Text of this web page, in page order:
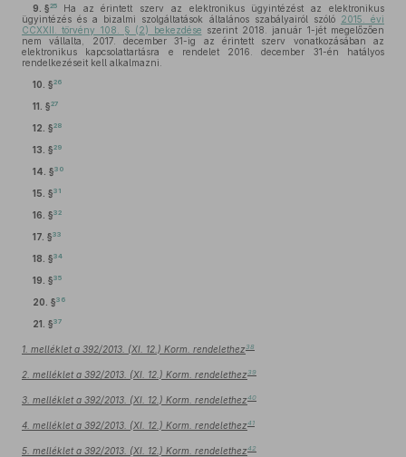
9. §25
Ha az érintett szerv az elektronikus ügyintézést az elektronikus
ügyintézés és a bizalmi szolgáltatások általános szabályairól szóló 2015. évi
CCXXII. törvény 108. § (2) bekezdése szerint 2018. január 1-jét megelőzően
nem vállalta, 2017. december 31-ig az érintett szerv vonatkozásában az
elektronikus kapcsolattartásra e rendelet 2016. december 31-én hatályos
rendelkezéseit kell alkalmazni.
10. §26
11. §27
12. §28
13. §29
14. §30
15. §31
16. §32
17. §33
18. §34
19. §35
20. §36
21. §37
1. melléklet a 392/2013. (XI. 12.) Korm. rendelethez 38
2. melléklet a 392/2013. (XI. 12.) Korm. rendelethez 39
3. melléklet a 392/2013. (XI. 12.) Korm. rendelethez40
4. melléklet a 392/2013. (XI. 12.) Korm. rendelethez41
5. melléklet a 392/2013. (XI. 12.) Korm. rendelethez42